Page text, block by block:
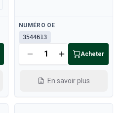
Disponible
NUMÉRO OE
3544613
Acheter
En savoir plus